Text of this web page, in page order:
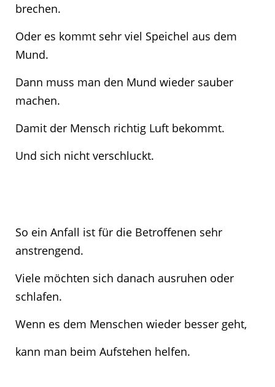
brechen.
Oder es kommt sehr viel Speichel aus dem
Mund.
Dann muss man den Mund wieder sauber
machen.
Damit der Mensch richtig Luft bekommt.
Und sich nicht verschluckt.
So ein Anfall ist für die Betroffenen sehr
anstrengend.
Viele möchten sich danach ausruhen oder
schlafen.
Wenn es dem Menschen wieder besser geht,
kann man beim Aufstehen helfen.